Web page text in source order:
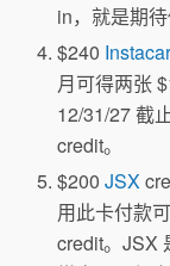
in，就是期待
$240
月可得两张
12/31/27 截
credit。
$200JSX
用此卡付款
credit。JSX